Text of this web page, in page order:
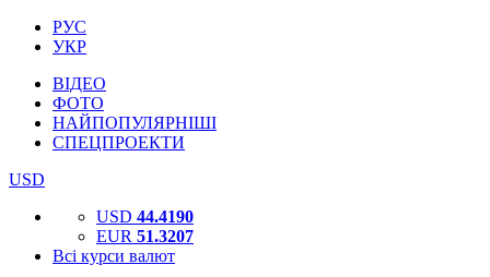
РУС
УКР
ВІДЕО
ФОТО
НАЙПОПУЛЯРНІШІ
СПЕЦПРОЕКТИ
USD
USD 44.4190
EUR 51.3207
Всі курси валют